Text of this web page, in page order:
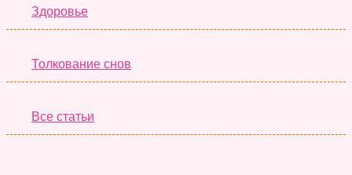
Здоровье
Толкование снов
Все статьи